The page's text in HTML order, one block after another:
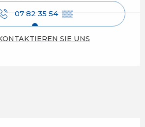
07 82 35 54 ▒▒
SIE UNS